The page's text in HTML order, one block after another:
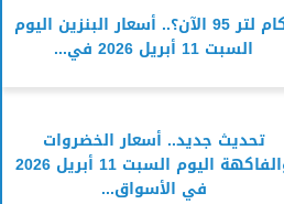
بكام لتر 95 الآن؟.. أسعار البنزين اليوم
السبت 11 أبريل 2026 في...
تحديث جديد.. أسعار الخضروات
والفاكهة اليوم السبت 11 أبريل 2026
في الأسواق...